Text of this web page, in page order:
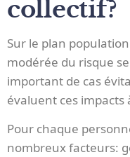
collectif?
Sur le plan
modérée du risque
important de cas
évaluent ces impacts
Pour chaque
nombreux facteurs: